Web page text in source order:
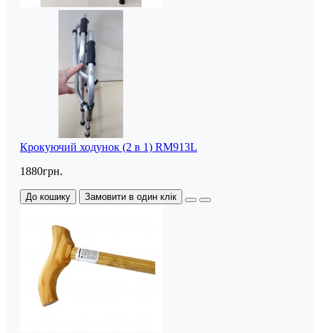
Крокуючий ходунок (2 в 1) RM913L
1880грн.
До кошику Замовити в один клік